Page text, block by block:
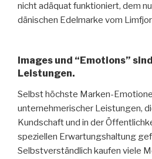
nicht adäquat funktioniert, dem
dänischen Edelmarke vom
Images und “Emotions”
Leistungen.
Selbst höchste Marken-
unternehmerischer Leistungen,
Kundschaft und in der
speziellen Erwartungshaltung
Selbstverständlich kaufen viele